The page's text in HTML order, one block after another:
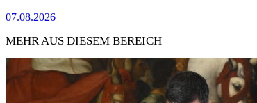
07.08.2026
MEHR AUS DIESEM BEREICH